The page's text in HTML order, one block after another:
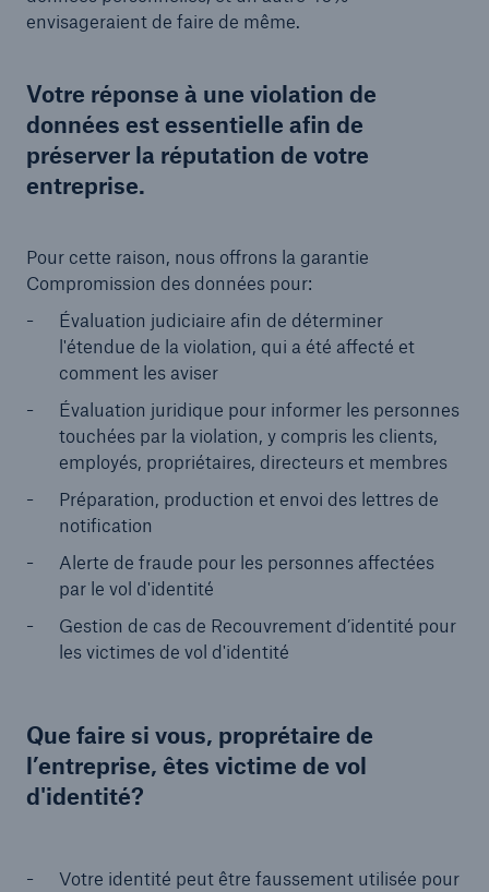
envisageraient de faire de même.
Votre réponse à une violation de
données est essentielle afin de
préserver la réputation de votre
entreprise.
Pour cette raison, nous offrons la garantie
Compromission des données pour:
Évaluation judiciaire afin de déterminer
l'étendue de la violation, qui a été affecté et
comment les aviser
Évaluation juridique pour informer les personnes
touchées par la violation, y compris les clients,
employés, propriétaires, directeurs et membres
Préparation, production et envoi des lettres de
notification
Alerte de fraude pour les personnes affectées
par le vol d'identité
Gestion de cas de Recouvrement d’identité pour
les victimes de vol d'identité
Que faire si vous, proprétaire de
l’entreprise, êtes victime de vol
d'identité?
Votre identité peut être faussement utilisée pour